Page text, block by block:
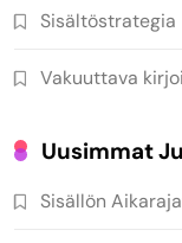
Sisältöstrategia
Vakuuttava
Uusimmat
Sisällön